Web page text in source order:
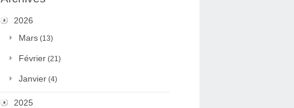
2026
Mars (13)
Février (21)
Janvier (4)
2025